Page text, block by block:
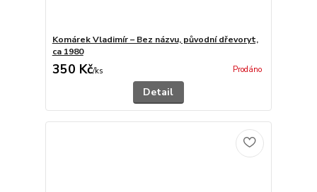
Komárek Vladimír – Bez názvu, původní dřevoryt,
ca 1980
350 Kč/ks Prodáno
Detail